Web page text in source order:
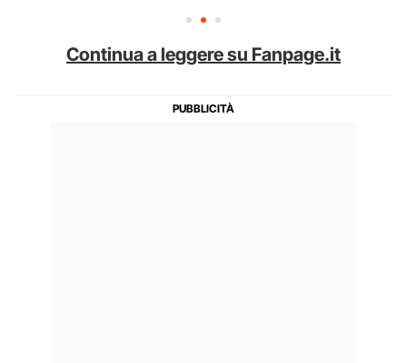
Continua a leggere su Fanpage.it